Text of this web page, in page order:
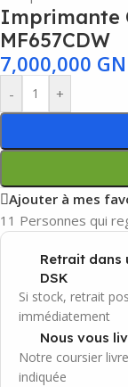
Imprimante
MF657CDW
7,000,000
- +
Ajouter à mes
11 Personnes qui
Retrait dans
DSK
Si stock, retrait
immédiatement
Nous vous
Notre coursier
indiquée